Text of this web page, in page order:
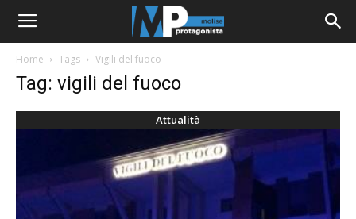
Home Tags Vigili del fuoco
Tag: vigili del fuoco
Attualità